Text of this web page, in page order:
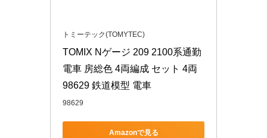
トミーテック(TOMYTEC)
TOMIX Nゲージ 209 2100系通勤
電車 房総色 4両編成 セット 4両
98629 鉄道模型 電車
98629
Amazonで見る